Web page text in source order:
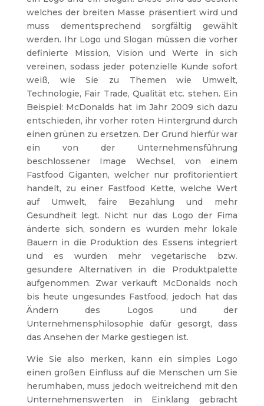
welches der breiten Masse präsentiert wird und
muss dementsprechend sorgfältig gewählt
werden. Ihr Logo und Slogan müssen die vorher
definierte Mission, Vision und Werte in sich
vereinen, sodass jeder potenzielle Kunde sofort
weiß, wie Sie zu Themen wie Umwelt,
Technologie, Fair Trade, Qualität etc. stehen. Ein
Beispiel: McDonalds hat im Jahr 2009 sich dazu
entschieden, ihr vorher roten Hintergrund durch
einen grünen zu ersetzen. Der Grund hierfür war
ein von der Unternehmensführung
beschlossener Image Wechsel, von einem
Fastfood Giganten, welcher nur profitorientiert
handelt, zu einer Fastfood Kette, welche Wert
auf Umwelt, faire Bezahlung und mehr
Gesundheit legt. Nicht nur das Logo der Fima
änderte sich, sondern es wurden mehr lokale
Bauern in die Produktion des Essens integriert
und es wurden mehr vegetarische bzw.
gesundere Alternativen in die Produktpalette
aufgenommen. Zwar verkauft McDonalds noch
bis heute ungesundes Fastfood, jedoch hat das
Ändern des Logos und der
Unternehmensphilosophie dafür gesorgt, dass
das Ansehen der Marke gestiegen ist.
Wie Sie also merken, kann ein simples Logo
einen großen Einfluss auf die Menschen um Sie
herumhaben, muss jedoch weitreichend mit den
Unternehmenswerten in Einklang gebracht